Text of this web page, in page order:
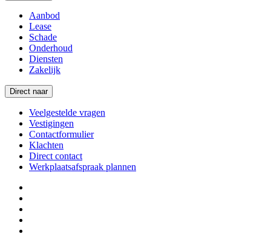
Aanbod
Lease
Schade
Onderhoud
Diensten
Zakelijk
Direct naar
Veelgestelde vragen
Vestigingen
Contactformulier
Klachten
Direct contact
Werkplaatsafspraak plannen